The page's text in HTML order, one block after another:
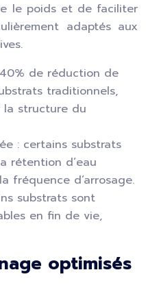
le poids et de faciliter
adaptés aux
de réduction de
traditionnels,
la structure du
: certains substrats
rétention d’eau
fréquence d’arrosage.
substrats sont
en fin de vie,
optimisés